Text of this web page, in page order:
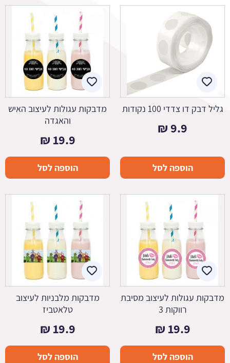
גליל דבק דו צדדי 100 נקודות
9.9
₪
הוספה לסל
מדבקות עגולות לעיצוב האיש
והאגדה
19.9
₪
הוספה לסל
מדבקות עגולות לעיצוב מסיבת
רווקות 3
19.9
₪
הוספה לסל
מדבקות מלבניות לעיצוב
טלאטביז
19.9
₪
הוספה לסל